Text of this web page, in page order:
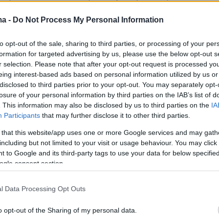
- Do Not Process My Personal Information
opt-out of the sale, sharing to third parties, or processing of your
for targeted advertising by us, please use the below opt-out
selection. Please note that after your opt-out request is processed
interest-based ads based on personal information utilized by us
to third parties prior to your opt-out. You may separately
of your personal information by third parties on the IAB’s list of
This information may also be disclosed by us to third parties on the
Participants that may further disclose it to other third parties.
that this website/app uses one or more Google services and may
but not limited to your visit or usage behaviour. You may
to Google and its third-party tags to use your data for below
consent section.
Data Processing Opt Outs
opt-out of the Sharing of my personal data.
χώρα είναι βασική προτεραιότητα,
υπουργείο.
μετά την ακύρωση προηγούμενης
απόφασης από το Συμβούλιο της
που έκρινε ότι δεν υπήρχε επαρκής
αιτιολογία για τον χαρακτηρισμό της
ασφαλούς τρίτης χώρας. Σύμφωνα με το
, η νέα απόφαση εξεδόθη
αιτιολογία, σε συμμόρφωση με την κρίση